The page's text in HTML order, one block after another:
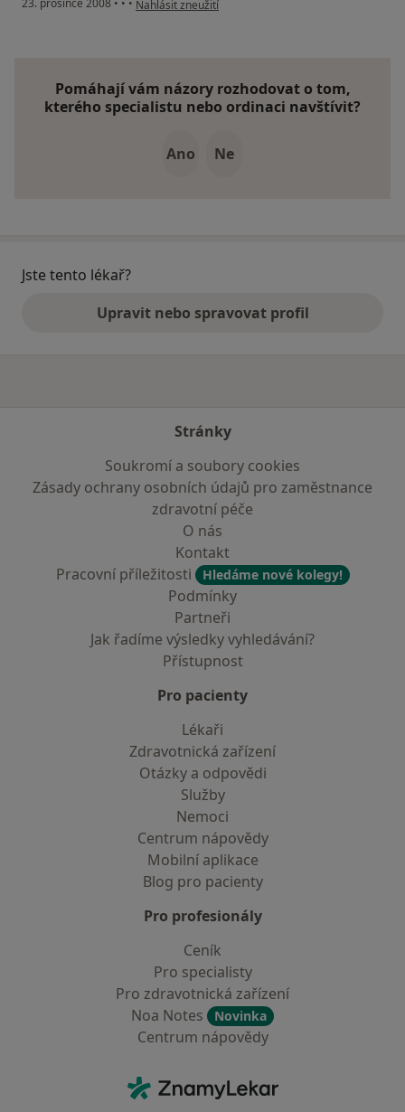
23. prosince 2008 • • • Nahlásit zneužití
Pomáhají vám názory rozhodovat o tom,
kterého specialistu nebo ordinaci navštívit?
Ano Ne
Jste tento lékař?
Upravit nebo spravovat profil
Stránky
Soukromí a soubory cookies
Zásady ochrany osobních údajů pro zaměstnance
zdravotní péče
O nás
Kontakt
Pracovní příležitosti
Hledáme nové kolegy!
Podmínky
Partneři
Jak řadíme výsledky vyhledávání?
Přístupnost
Pro pacienty
Lékaři
Zdravotnická zařízení
Otázky a odpovědi
Služby
Nemoci
Centrum nápovědy
Mobilní aplikace
Blog pro pacienty
Pro profesionály
Ceník
Pro specialisty
Pro zdravotnická zařízení
Noa Notes
Novinka
Centrum nápovědy
ZnamyLekar - Hlavní stránka